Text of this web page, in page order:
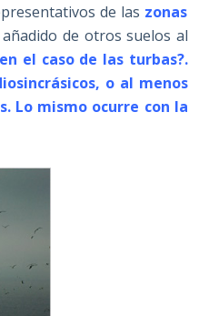
de las zonas
de otros suelos al
el caso de las turbas?.
o al menos
Lo mismo ocurre con la